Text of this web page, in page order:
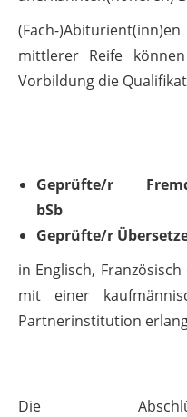
(Fach-
mittlerer Reife
Vorbildung die
Geprüfte/r
bSb
Geprüfte/r
in Englisch,
mit einer
Partnerinstitution
Die